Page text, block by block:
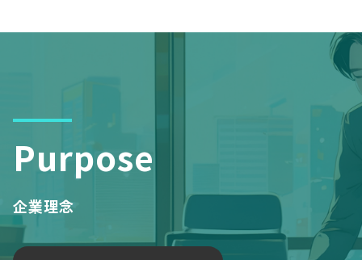
Purpose
企業理念